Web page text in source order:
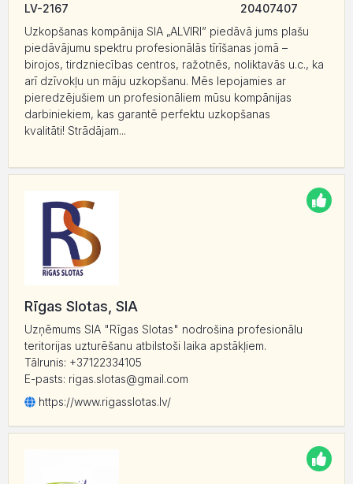
LV-2167
20407407
Uzkopšanas kompānija SIA „ALVIRI” piedāvā jums plašu
piedāvājumu spektru profesionālās tīrīšanas jomā –
birojos, tirdzniecības centros, ražotnēs, noliktavās u.c., ka
arī dzīvokļu un māju uzkopšanu. Mēs lepojamies ar
pieredzējušiem un profesionāliem mūsu kompānijas
darbiniekiem, kas garantē perfektu uzkopšanas
kvalitāti! Strādājam...
Rīgas Slotas, SIA
Uzņēmums SIA "Rīgas Slotas" nodrošina profesionālu
teritorijas uzturēšanu atbilstoši laika apstākļiem.
Tālrunis: +37122334105
E-pasts: rigas.slotas@gmail.com
https://www.rigasslotas.lv/